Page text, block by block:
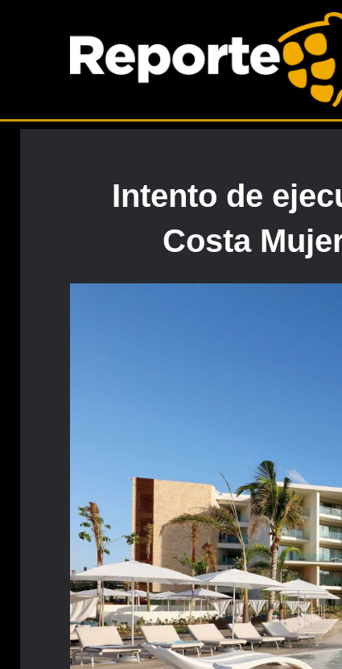
Intento de
Costa